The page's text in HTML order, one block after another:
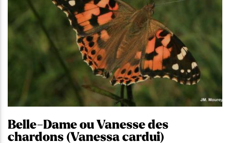
Belle-Dame ou Vanesse des
chardons (Vanessa cardui)